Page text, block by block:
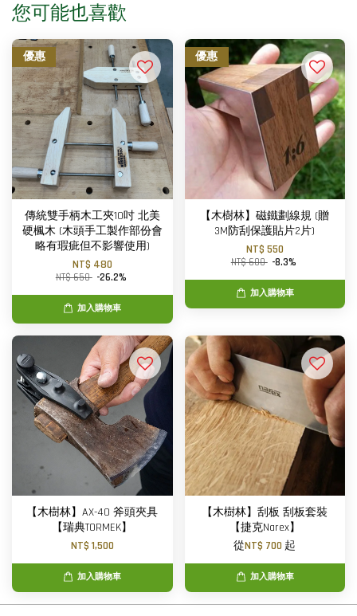
您可能也喜歡
優惠
傳統雙手柄木工夾10吋 北美
硬楓木 (木頭手工製作部份會
略有瑕疵但不影響使用)
NT$ 480
NT$ 650 -26.2%
加入購物車
優惠
【木樹林】磁鐵劃線規 (贈
3M防刮保護貼片2片)
NT$ 550
NT$ 600 -8.3%
加入購物車
【木樹林】AX-40 斧頭夾具
【瑞典TORMEK】
NT$ 1,500
加入購物車
【木樹林】刮板 刮板套裝
【捷克Narex】
從NT$ 700 起
加入購物車